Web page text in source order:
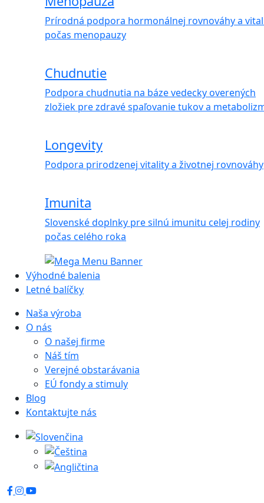
Prírodná podpora hormonálnej rovnováhy a
počas menopauzy
Chudnutie
Podpora chudnutia na báze vedecky overených
zložiek pre zdravé spaľovanie tukov a
Longevity
Podpora prirodzenej vitality a životnej rovnováhy
Imunita
Slovenské doplnky pre silnú imunitu celej rodiny
počas celého roka
Výhodné balenia
Letné balíčky
Naša výroba
O nás
O našej firme
Náš tím
Verejné obstarávania
EÚ fondy a stimuly
Blog
Kontaktujte nás